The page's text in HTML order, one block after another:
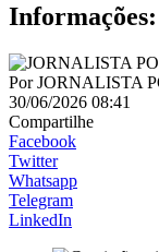
PorJORNALISTA
30/06/2026 08:41
Compartilhe
Facebook
Twitter
Whatsapp
Telegram
LinkedIn